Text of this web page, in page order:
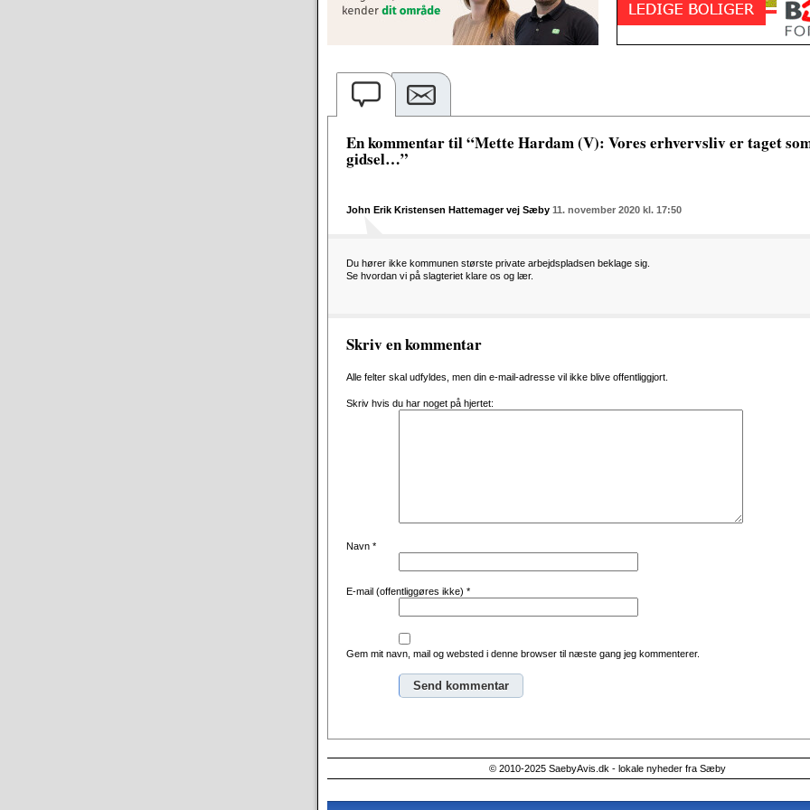
En kommentar til “Mette Hardam (V): Vores erhvervsliv er taget
gidsel…”
John Erik Kristensen Hattemager vej Sæby 11. november 2020 kl. 17:50
Du hører ikke kommunen største private arbejdspladsen beklage sig.
Se hvordan vi på slagteriet klare os og lær.
Skriv en kommentar
Alle felter skal udfyldes, men din e-mail-adresse vil ikke blive offentliggjort.
Skriv hvis du har noget på hjertet:
Navn *
E-mail (offentliggøres ikke) *
Gem mit navn, mail og websted i denne browser til næste gang jeg kommenterer.
© 2010-2025 SaebyAvis.dk - lokale nyheder fra Sæby